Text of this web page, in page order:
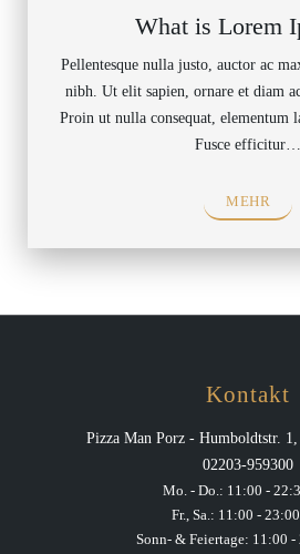
What is Lorem
Pellentesque nulla justo, auctor ac
nibh. Ut elit sapien, ornare et diam
Proin ut nulla consequat, elementum
Fusce efficitur…
MEHR
Kontakt
Pizza Man Porz - Humboldtstr.
02203-959300
Mo. - Do.: 11:00 -
Fr., Sa.: 11:00 -
Sonn- & Feiertage: 11:00